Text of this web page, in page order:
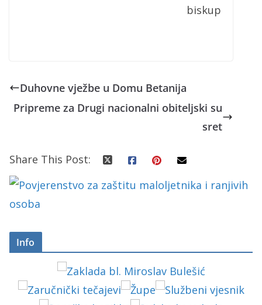
biskup
Duhovne vježbe u Domu Betanija
Pripreme za Drugi nacionalni obiteljski su
sret
Share This Post:
Info